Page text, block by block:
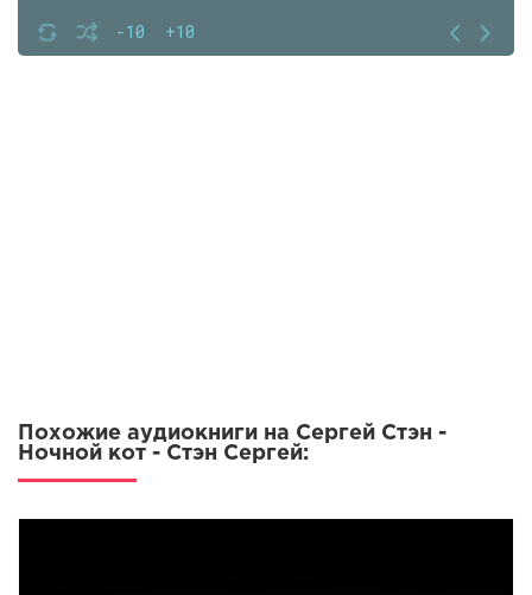
-10 +10
Похожие аудиокниги на Сергей Стэн -
Ночной кот - Стэн Сергей: